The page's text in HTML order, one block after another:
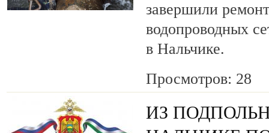
завершили
водопроводных
в Нальчике.
Просмотров: 28
ИЗ